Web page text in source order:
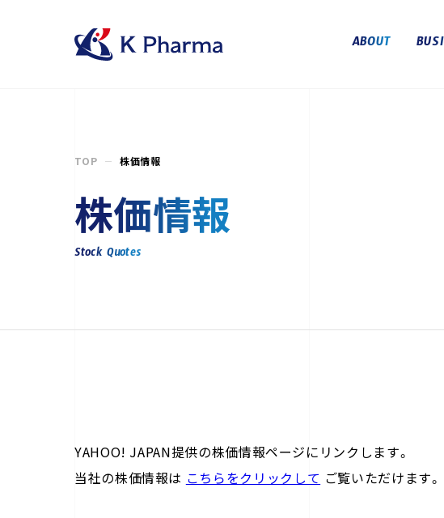
株式会社ケイファーマ（K Pharma,
ABOUT
TOP 株価情報
株価情報
Stock Quotes
YAHOO! JAPAN提供の株価情報ページにリンクします。
当社の株価情報は こちらをクリックして ご覧いただけます。